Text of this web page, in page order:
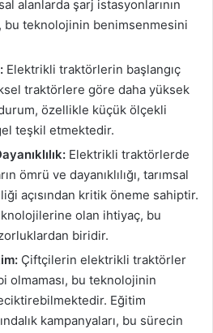
alanlarda şarj istasyonlarının
bu teknolojinin benimsenmesini
Elektrikli traktörlerin başlangıç
traktörlere göre daha yüksek
özellikle küçük ölçekli
teşkil etmektedir.
Elektrikli traktörlerde
ömrü ve dayanıklılığı, tarımsal
açısından kritik öneme sahiptir.
olan ihtiyaç, bu
biridir.
Çiftçilerin elektrikli traktörler
olmaması, bu teknolojinin
Eğitim
kampanyaları, bu sürecin